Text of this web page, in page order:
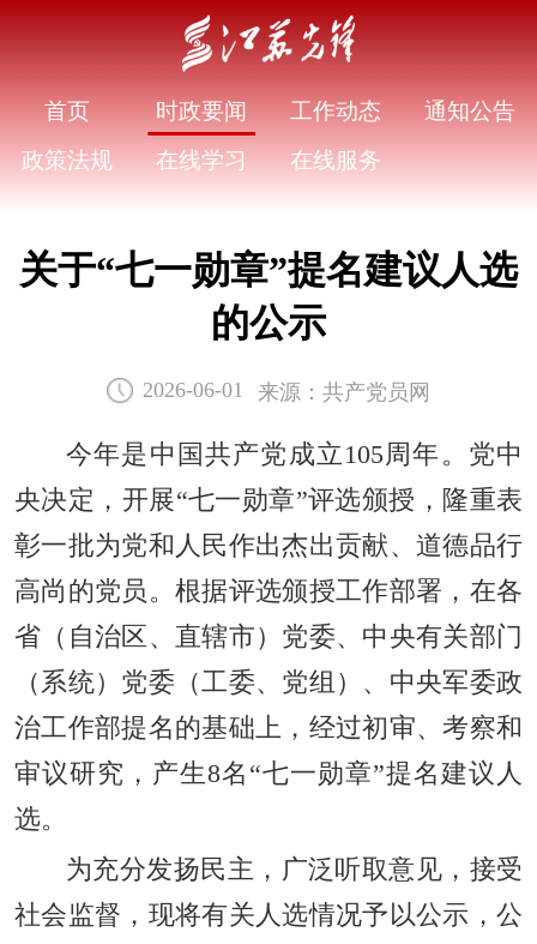
首页 时政要闻 工作动态
通知公告
政策法规
在线学习 在线服务
关于“七一勋章”提名建议人选
的公示
2026-06-01 来源：共产党员网
今年是中国共产党成立105周年。党中
央决定，开展“七一勋章”评选颁授，隆重表
彰一批为党和人民作出杰出贡献、道德品行
高尚的党员。根据评选颁授工作部署，在各
省（自治区、直辖市）党委、中央有关部门
（系统）党委（工委、党组）、中央军委政
治工作部提名的基础上，经过初审、考察和
审议研究，产生8名“七一勋章”提名建议人
选。
为充分发扬民主，广泛听取意见，接受
社会监督，现将有关人选情况予以公示，公